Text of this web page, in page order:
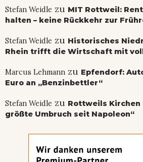
Stefan Weidle zu MIT Rottweil:
halten – keine Rückkehr zur
Stefan Weidle zu Historisches
Rhein trifft die Wirtschaft mit
Marcus Lehmann zu Epfendorf:
Euro an „Benzinbettler“
Stefan Weidle zu Rottweils Kirchen
größte Umbruch seit Napoleon“